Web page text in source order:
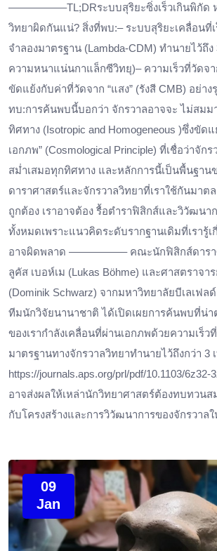
—————–TL;DRระบบสุริยะซิ่งเร็วเกินพิกัด
วิทยาผิดกันแน่? สิ่งที่พบ:– ระบบสุริยะเคลื่อนที่
จำลองมาตรฐาน (Lambda-CDM) ทำนายไว้ถึง
ความหนาแน่นกาแล็กซีวิทยุ)– ความเร็วที่วัดจา
ขัดแย้งกับค่าที่วัดจาก “แสง” (รังสี CMB) อย่าง
ทบ:การค้นพบนี้บอกว่า จักรวาลอาจจะ ไม่สม
ทิศทาง (Isotropic and Homogeneous )ซึ่งขัด
เอกภพ” (Cosmological Principle) ที่เชื่อว่าจัก
สม่ำเสมอทุกทิศทาง และหลักการนี้เป็นพื้นฐาน
ดาราศาสตร์และจักรวาลวิทยาที่เราใช้กันมา
ถูกต้อง เราอาจต้อง รื้อตำราฟิสิกส์และวิวัฒนา
ทั้งหมดเพราะแนวคิดระดับรากฐานเดิมที่เรารู้
อาจผิดพลาด —————– คณะนักฟิสิกส์ดารา
ลูคัส เบอห์เม (Lukas Böhme) และศาสตราจ
(Dominik Schwarz) จากมหาวิทยาลัยบีเลเฟล
ทีมนักวิจัยนานาชาติ ได้เปิดเผยการค้นพบที่น่า
ของเรากำลังเคลื่อนที่ผ่านเอกภพด้วยความเร็
มาตรฐานทางจักรวาลวิทยาทำนายไว้ถึงกว่า 3
https://journals.aps.org/prl/pdf/10.1103/
อาจส่งผลให้เหล่านักวิทยาศาสตร์ต้องทบทวน
กับโครงสร้างและการวิวัฒนาการของจักรวา
09
Jan